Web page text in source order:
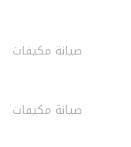
صيانة مكيفات
صيانة مكيفات